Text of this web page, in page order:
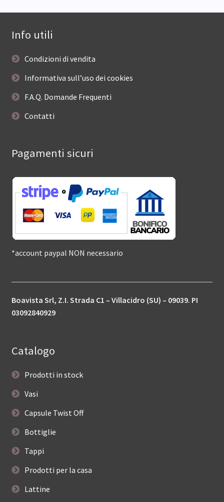
Info utili
Condizioni di vendita
Informativa sull’uso dei cookies
F.A.Q. Domande Frequenti
Contatti
Pagamenti sicuri
*account paypal NON necessario
Boavista Srl, Z.I. Strada C1 – Villacidro (SU) – 09039. PI
03092840929
Catalogo
Prodotti in stock
Vasi
Capsule Twist Off
Bottiglie
Tappi
Prodotti per la casa
Lattine